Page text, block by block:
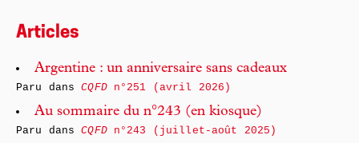
Articles
Argentine : un anniversaire sans cadeaux
Paru dansCQFDn°251 (avril 2026)
Au sommaire du n°243 (en kiosque)
Paru dansCQFDn°243 (juillet-août 2025)